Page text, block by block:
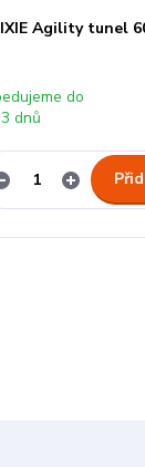
Agility tunel
do
dnů